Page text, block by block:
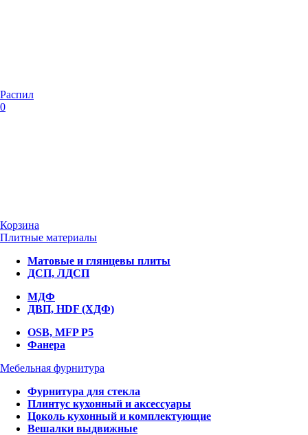
Распил
0
Корзина
Плитные материалы
Матовые и глянцевы плиты
ДСП, ЛДСП
МДФ
ДВП, HDF (ХДФ)
OSB, MFP P5
Фанера
Мебельная фурнитура
Фурнитура для стекла
Плинтус кухонный и аксессуары
Цоколь кухонный и комплектующие
Вешалки выдвижные